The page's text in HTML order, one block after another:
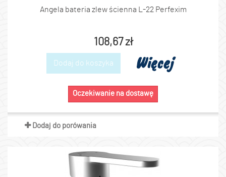
Angela bateria zlew ścienna L-22 Perfexim
108,67 zł
Dodaj do koszyka Więcej
Oczekiwanie na dostawę
Dodaj do porówania